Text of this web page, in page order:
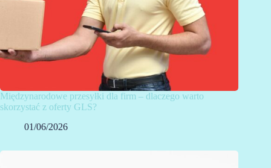
Międzynarodowe przesyłki dla firm – dlaczego warto
skorzystać z oferty GLS?
01/06/2026